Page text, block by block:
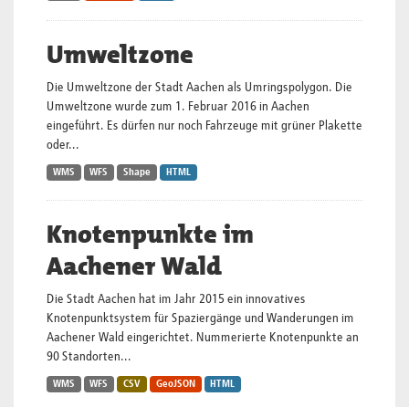
Umweltzone
Die Umweltzone der Stadt Aachen als Umringspolygon. Die
Umweltzone wurde zum 1. Februar 2016 in Aachen
eingeführt. Es dürfen nur noch Fahrzeuge mit grüner Plakette
oder...
WMS WFS Shape HTML
Knotenpunkte im
Aachener Wald
Die Stadt Aachen hat im Jahr 2015 ein innovatives
Knotenpunktsystem für Spaziergänge und Wanderungen im
Aachener Wald eingerichtet. Nummerierte Knotenpunkte an
90 Standorten...
WMS WFS CSV GeoJSON HTML